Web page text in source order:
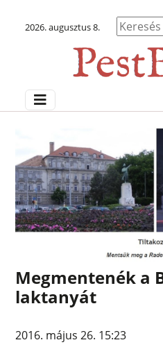
2026. augusztus 8.
Megmentenék a
laktanyát
2016. május 26. 15:23